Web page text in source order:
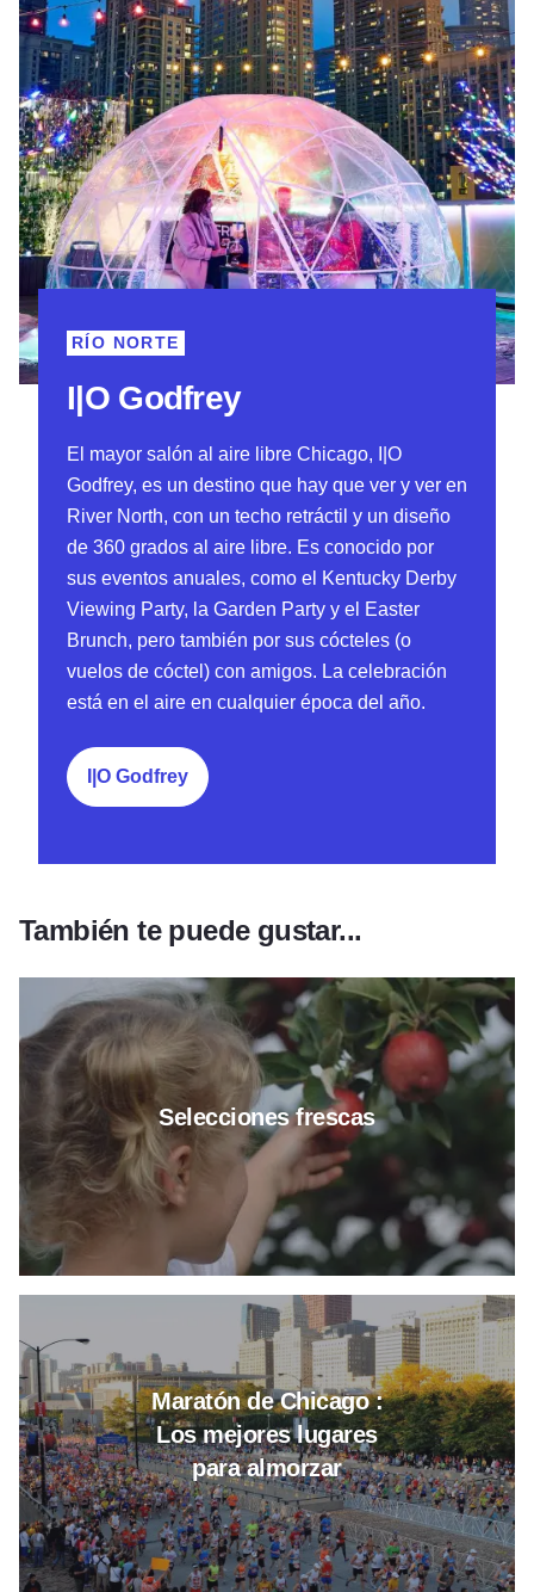
I|O Godfrey
RÍO NORTE
El mayor salón al aire libre Chicago, I|O
Godfrey, es un destino que hay que ver y ver en
River North, con un techo retráctil y un diseño
de 360 grados al aire libre. Es conocido por
sus eventos anuales, como el Kentucky Derby
Viewing Party, la Garden Party y el Easter
Brunch, pero también por sus cócteles (o
vuelos de cóctel) con amigos. La celebración
está en el aire en cualquier época del año.
I|O Godfrey
También te puede gustar...
Selecciones frescas
Leer más sobre Fresh Picks
Maratón de Chicago :
Los mejores lugares
para almorzar
Leer más sobre Maratón de